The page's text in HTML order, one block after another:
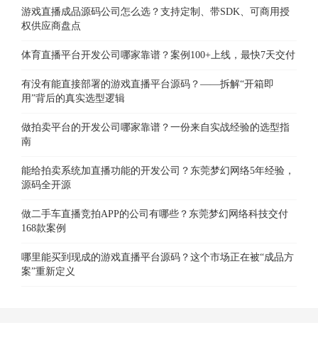
游戏直播成品源码公司怎么选？支持定制、带SDK、可商用授
权供应商盘点
体育直播平台开发公司哪家靠谱？案例100+上线，最快7天交付
有没有能直接部署的游戏直播平台源码？——拆解“开箱即
用”背后的真实选型逻辑
做拍卖平台的开发公司哪家靠谱？一份来自实战经验的选型指
南
能给拍卖系统加直播功能的开发公司？东莞梦幻网络5年经验，
源码全开源
做二手车直播竞拍APP的公司有哪些？东莞梦幻网络科技交付
168款案例
哪里能买到现成的游戏直播平台源码？这个市场正在被“成品方
案”重新定义